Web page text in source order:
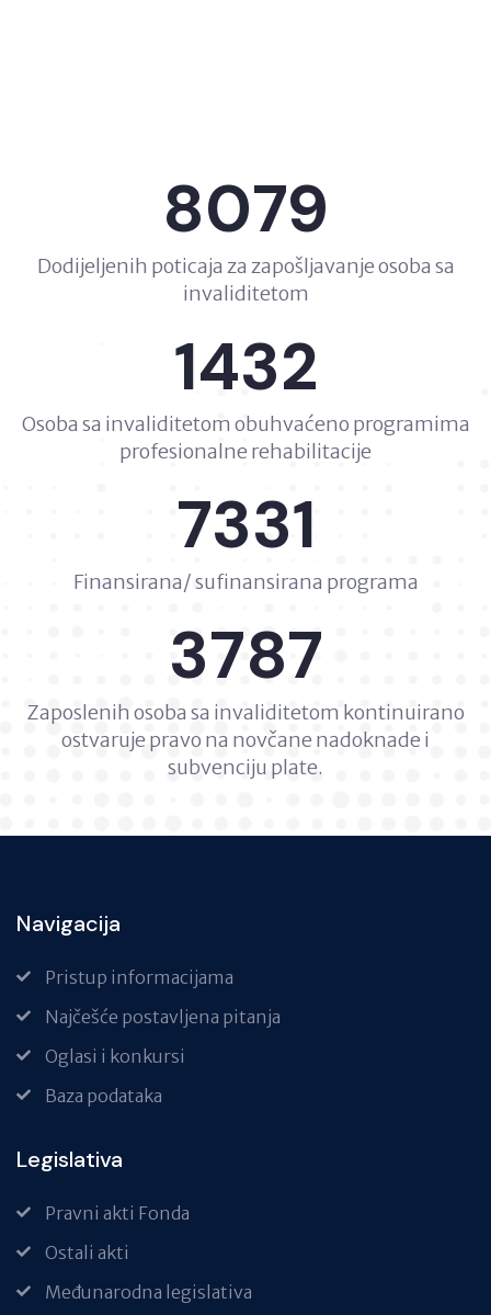
8079
Dodijeljenih poticaja za zapošljavanje osoba sa
invaliditetom
1432
Osoba sa invaliditetom obuhvaćeno programima
profesionalne rehabilitacije
7331
Finansirana/ sufinansirana programa
3787
Zaposlenih osoba sa invaliditetom kontinuirano
ostvaruje pravo na novčane nadoknade i
subvenciju plate.
Navigacija
Pristup informacijama
Najčešće postavljena pitanja
Oglasi i konkursi
Baza podataka
Legislativa
Pravni akti Fonda
Ostali akti
Međunarodna legislativa